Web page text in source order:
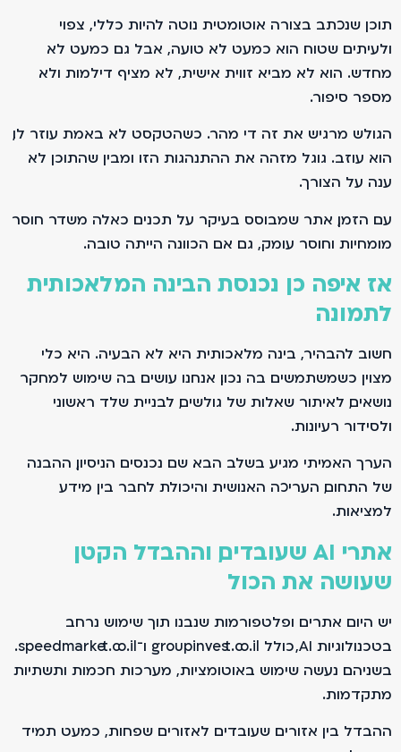
תוכן שנכתב בצורה אוטומטית נוטה להיות כללי, צפוי
ולעיתים שטוח. הוא כמעט לא טועה, אבל גם כמעט לא
מחדש. הוא לא מביא זווית אישית, לא מציף דילמות ולא
מספר סיפור.
הגולש מרגיש את זה די מהר. כשהטקסט לא באמת עוזר לו,
הוא עוזב. גוגל מזהה את ההתנהגות הזו ומבין שהתוכן לא
ענה על הצורך.
עם הזמן, אתר שמבוסס בעיקר על תכנים כאלה משדר חוסר
מומחיות וחוסר עומק, גם אם הכוונה הייתה טובה.
אז איפה כן נכנסת הבינה המלאכותית
לתמונה
חשוב להבהיר, בינה מלאכותית היא לא הבעיה. היא כלי
מצוין כשמשתמשים בה נכון. אנחנו עושים בה שימוש למחקר
נושאים, לאיתור שאלות של גולשים, לבניית שלד ראשוני
ולסידור רעיונות.
הערך האמיתי מגיע בשלב הבא. שם נכנסים הניסיון, ההבנה
של התחום, העריכה האנושית והיכולת לחבר בין מידע
למציאות.
אתרי AI שעובדים, וההבדל הקטן
שעושה את הכול
יש היום אתרים ופלטפורמות שנבנו תוך שימוש נרחב
בטכנולוגיות AI, כולל groupinvest.co.il ו־speedmarket.co.il.
בשניהם נעשה שימוש באוטומציות, מערכות חכמות ותשתיות
מתקדמות.
ההבדל בין אזורים שעובדים לאזורים שפחות, כמעט תמיד